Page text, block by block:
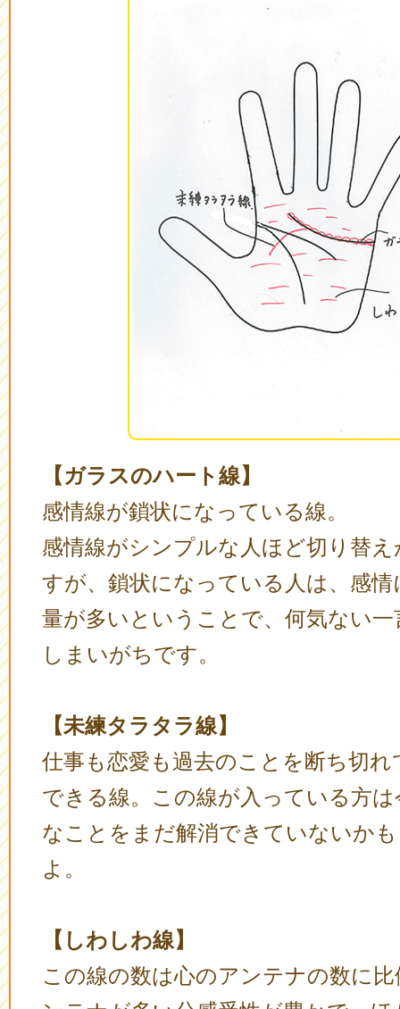
【ガラスのハート線】
感情線が鎖状になっている線。
感情線がシンプルな人ほど切り替
すが、鎖状になっている人は、感
量が多いということで、何気ない
しまいがちです。
【未練タラタラ線】
仕事も恋愛も過去のことを断ち切
できる線。この線が入っている方
なことをまだ解消できていないか
よ。
【しわしわ線】
この線の数は心のアンテナの数に